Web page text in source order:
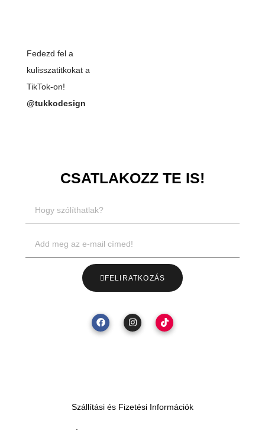
Fedezd fel a
kulisszatitkokat a
TikTok-on!
@tukkodesign
CSATLAKOZZ TE IS!
FELIRATKOZÁS
Szállítási és Fizetési Információk